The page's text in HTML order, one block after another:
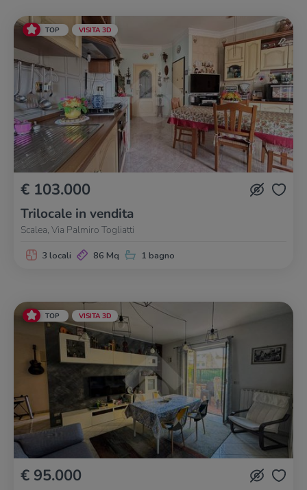
TOP VISITA 3D
€ 103.000
Trilocale in vendita
Scalea, Via Palmiro Togliatti
3 locali 86 Mq 1 bagno
TOP VISITA 3D
€ 95.000